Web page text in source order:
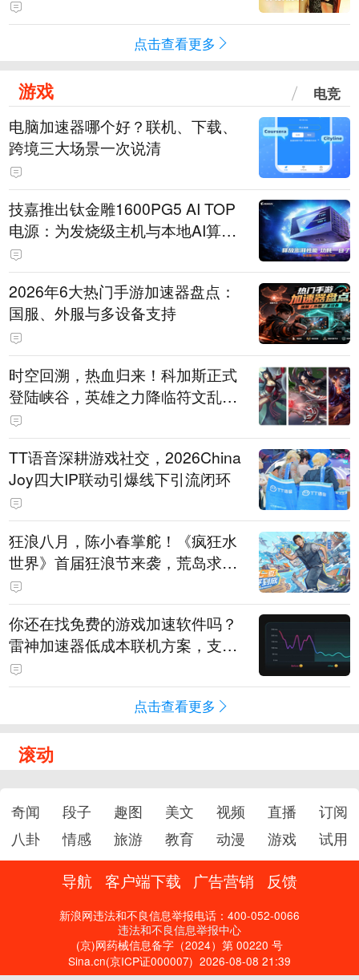
点击查看更多
游戏 电竞
电脑加速器哪个好？联机、下载、
跨境三大场景一次说清
技嘉推出钛金雕1600PG5 AI TOP
电源：为发烧级主机与本地AI算力
打造旗舰供电方案
2026年6大热门手游加速器盘点：
国服、外服与多设备支持
时空回溯，热血归来！科加斯正式
登陆峡谷，英雄之力降临符文乱
斗！
TT语音深耕游戏社交，2026China
Joy四大IP联动引爆线下引流闭环
狂浪八月，陈小春掌舵！《疯狂水
世界》首届狂浪节来袭，荒岛求生
直播即将开启
你还在找免费的游戏加速软件吗？
雷神加速器低成本联机方案，支持
免费试用
点击查看更多
滚动
奇闻 段子 趣图 美文 视频 直播
订阅
八卦
情感 旅游 教育 动漫 游戏 试用
导航 客户端下载 广告营销 反馈
新浪网违法和不良信息举报电话：400-052-0066
违法和不良信息举报中心
(京)网药械信息备字（2024）第 00220 号
Sina.cn(京ICP证000007) 2026-08-08 21:39